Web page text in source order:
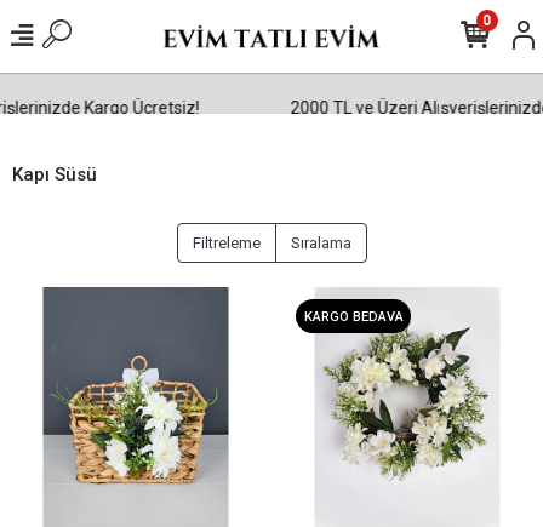
Kargo Ücretsiz! 2000 TL ve Üzeri Alışverişlerinizde
0
Kapı Süsü
Filtreleme Sıralama
KARGO BEDAVA